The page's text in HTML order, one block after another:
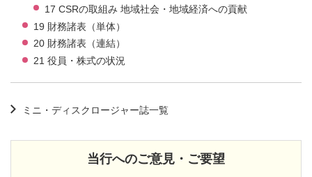
17 CSRの取組み 地域社会・地域経済への貢献
19 財務諸表（単体）
20 財務諸表（連結）
21 役員・株式の状況
ミニ・ディスクロージャー誌一覧
当行へのご意見・ご要望